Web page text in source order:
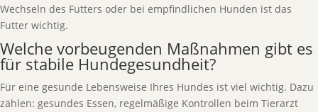
Wechseln des Futters oder bei empfindlichen Hunden ist das
Futter wichtig.
Welche vorbeugenden Maßnahmen gibt es
für stabile Hundegesundheit?
Für eine gesunde Lebensweise Ihres Hundes ist viel wichtig. Dazu
zählen: gesundes Essen, regelmäßige Kontrollen beim Tierarzt